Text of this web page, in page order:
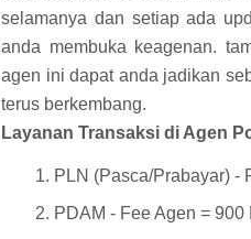
selamanya dan setiap ada
anda membuka keagenan.
agen ini dapat anda jadikan
terus berkembang.
Layanan Transaksi di Agen
PLN (Pasca/Prabayar) -
PDAM - Fee Agen = 900